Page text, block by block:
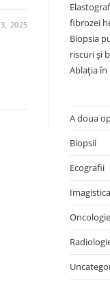
2025
fibrozei
Biopsia
riscuri și
Ablația în
A doua
Biopsii
Ecografii
Oncologie